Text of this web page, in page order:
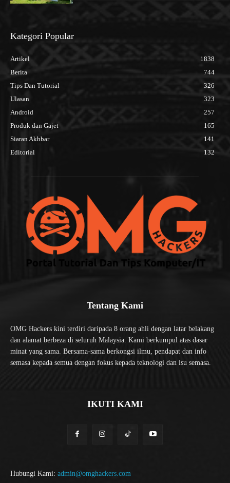
Kategori Popular
Artikel
1838
Berita
744
Tips Dan Tutorial
326
Ulasan
323
Android
257
Produk dan Gajet
165
Siaran Akhbar
141
Editorial
132
Tentang Kami
OMG Hackers kini terdiri daripada 8 orang ahli dengan latar belakang
dan alamat berbeza di seluruh Malaysia. Kami berkumpul atas dasar
minat yang sama. Bersama-sama berkongsi ilmu, pendapat dan info
semasa kepada semua dengan fokus kepada teknologi dan isu semasa.
IKUTI KAMI
Hubungi Kami: admin@omghackers.com